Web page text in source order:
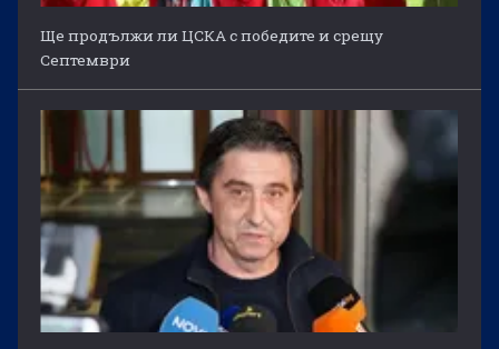
Ще продължи ли ЦСКА с победите и срещу
Септември